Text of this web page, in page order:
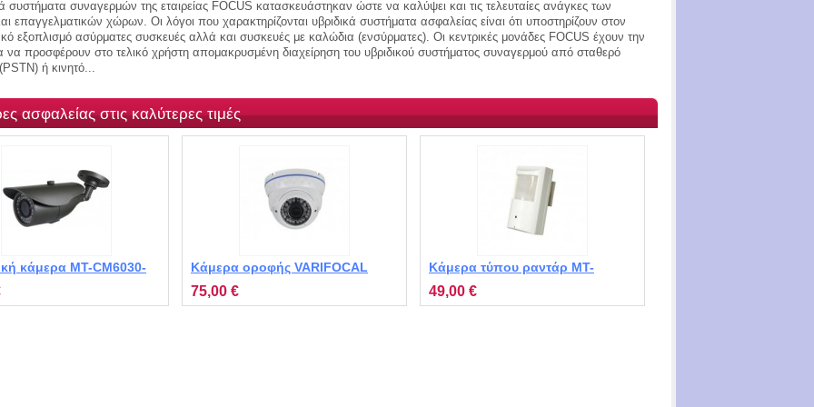
συστήματα συναγερμών της εταιρείας FOCUS κατασκευάστηκαν ώστε να καλύψει και τις τελευταίες ανάγκες των
επαγγελματικών χώρων. Οι λόγοι που χαρακτηρίζονται υβριδικά συστήματα ασφαλείας είναι ότι υποστηρίζουν στον
εξοπλισμό ασύρματες συσκευές αλλά και συσκευές με καλώδια (ενσύρματες). Οι κεντρικές μονάδες FOCUS έχουν την
να προσφέρουν στο τελικό χρήστη απομακρυσμένη διαχείρηση του υβριδικού συστήματος συναγερμού από σταθερό
ή κινητό...
ασφαλείας στις καλύτερες τιμές
κάμερα MT-CM6030-
Κάμερα οροφής VARIFOCAL
MT-CM6030-30
75,00 €
Κάμερα τύπου ραντάρ MT-
HSP1099
49,00 €